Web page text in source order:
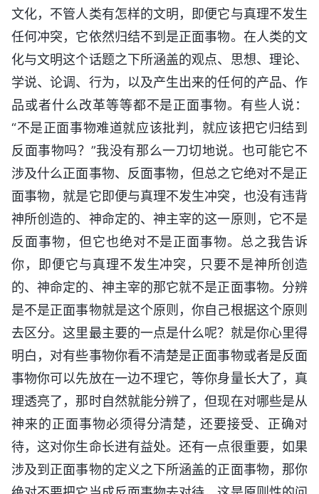
文化，不管人类有怎样的文明，即便它与真理不发生
任何冲突，它依然归结不到是正面事物。在人类的文
化与文明这个话题之下所涵盖的观点、思想、理论、
学说、论调、行为，以及产生出来的任何的产品、作
品或者什么改革等等都不是正面事物。有些人说：
“不是正面事物难道就应该批判，就应该把它归结到
反面事物吗？”我没有那么一刀切地说。也可能它不
涉及什么正面事物、反面事物，但总之它绝对不是正
面事物，就是它即便与真理不发生冲突，也没有违背
神所创造的、神命定的、神主宰的这一原则，它不是
反面事物，但它也绝对不是正面事物。总之我告诉
你，即便它与真理不发生冲突，只要不是神所创造
的、神命定的、神主宰的那它就不是正面事物。分辨
是不是正面事物就是这个原则，你自己根据这个原则
去区分。这里最主要的一点是什么呢？就是你心里得
明白，对有些事物你看不清楚是正面事物或者是反面
事物你可以先放在一边不理它，等你身量长大了，真
理透亮了，那时自然就能分辨了，但现在对哪些是从
神来的正面事物必须得分清楚，还要接受、正确对
待，这对你生命长进有益处。还有一点很重要，如果
涉及到正面事物的定义之下所涵盖的正面事物，那你